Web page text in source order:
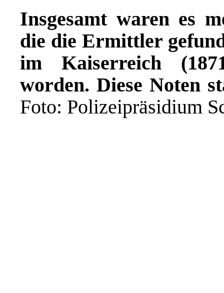
Insgesamt waren es
die die Ermittler
im Kaiserreich
worden. Diese Noten
Foto: Polizeipräsidium